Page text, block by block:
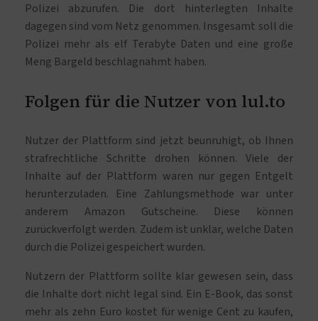
Polizei abzurufen. Die dort hinterlegten Inhalte
dagegen sind vom Netz genommen. Insgesamt soll die
Polizei mehr als elf Terabyte Daten und eine große
Meng Bargeld beschlagnahmt haben.
Folgen für die Nutzer von lul.to
Nutzer der Plattform sind jetzt beunruhigt, ob Ihnen
strafrechtliche Schritte drohen können. Viele der
Inhalte auf der Plattform waren nur gegen Entgelt
herunterzuladen. Eine Zahlungsmethode war unter
anderem Amazon Gutscheine. Diese können
zurückverfolgt werden. Zudem ist unklar, welche Daten
durch die Polizei gespeichert wurden.
Nutzern der Plattform sollte klar gewesen sein, dass
die Inhalte dort nicht legal sind. Ein E-Book, das sonst
mehr als zehn Euro kostet für wenige Cent zu kaufen,